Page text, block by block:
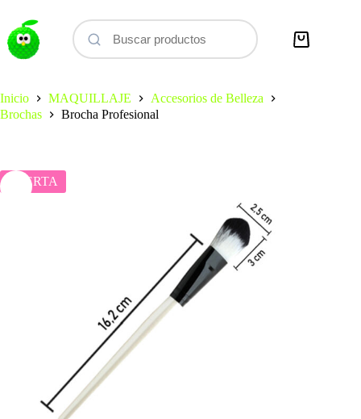
contenido
Carro
Inicio
MAQUILLAJE
Accesorios de Belleza
Brochas
Brocha Profesional
OFERTA